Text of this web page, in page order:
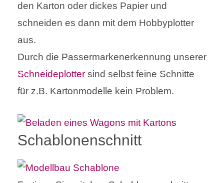
den Karton oder dickes Papier und
schneiden es dann mit dem Hobbyplotter
aus.
Durch die Passermarkenerkennung unserer
Schneideplotter sind selbst feine Schnitte
für z.B. Kartonmodelle kein Problem.
Schablonenschnitt